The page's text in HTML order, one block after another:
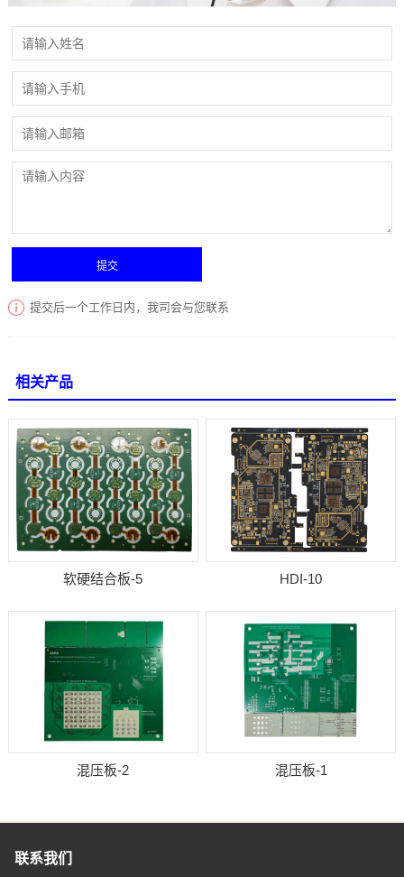
提交后一个工作日内，我司会与您联系
相关产品
软硬结合板-5 HDI-10
混压板-2 混压板-1
联系我们